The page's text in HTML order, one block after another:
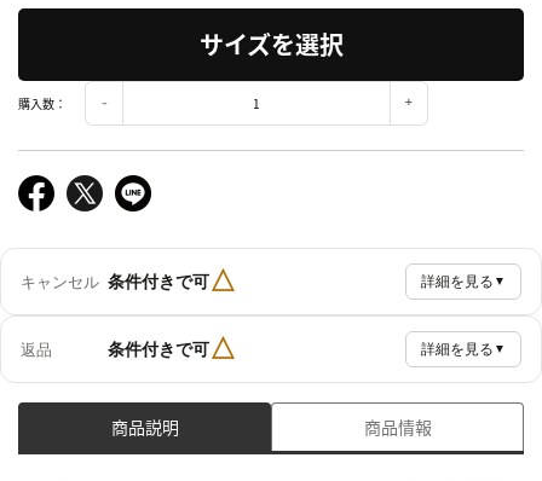
サイズを選択
購入数：
キャンセル 条件付きで可△ 詳細を見る ▼
返品 条件付きで可△ 詳細を見る ▼
商品説明 商品情報